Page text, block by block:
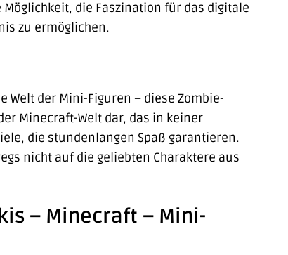
die Faszination für das digitale
zu ermöglichen.
Welt der Mini-Figuren – diese Zombie-
Minecraft-Welt dar, das in keiner
die stundenlangen Spaß garantieren.
nicht auf die geliebten Charaktere aus
– Minecraft – Mini-